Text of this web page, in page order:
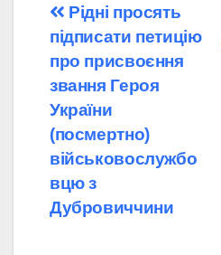
Навігація
записів
Рідні просять
підписати петицію
про присвоєння
звання Героя
України
(посмертно)
військовослужбо
вцю з
Дубровиччини